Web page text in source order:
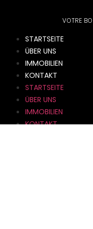
VOTRE
STARTSEITE
ÜBER UNS
IMMOBILIEN
KONTAKT
STARTSEITE
ÜBER UNS
IMMOBILIEN
KONTAKT